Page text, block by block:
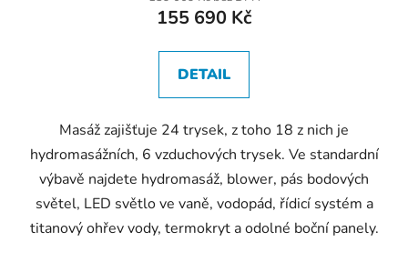
155 690 Kč
DETAIL
Masáž zajišťuje 24 trysek, z toho 18 z nich je
hydromasážních, 6 vzduchových trysek. Ve standardní
výbavě najdete hydromasáž, blower, pás bodových
světel, LED světlo ve vaně, vodopád, řídicí systém a
titanový ohřev vody, termokryt a odolné boční panely.